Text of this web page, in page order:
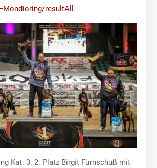
resultAll
Kat. 3: 2. Platz Birgit Fürnschuß mit